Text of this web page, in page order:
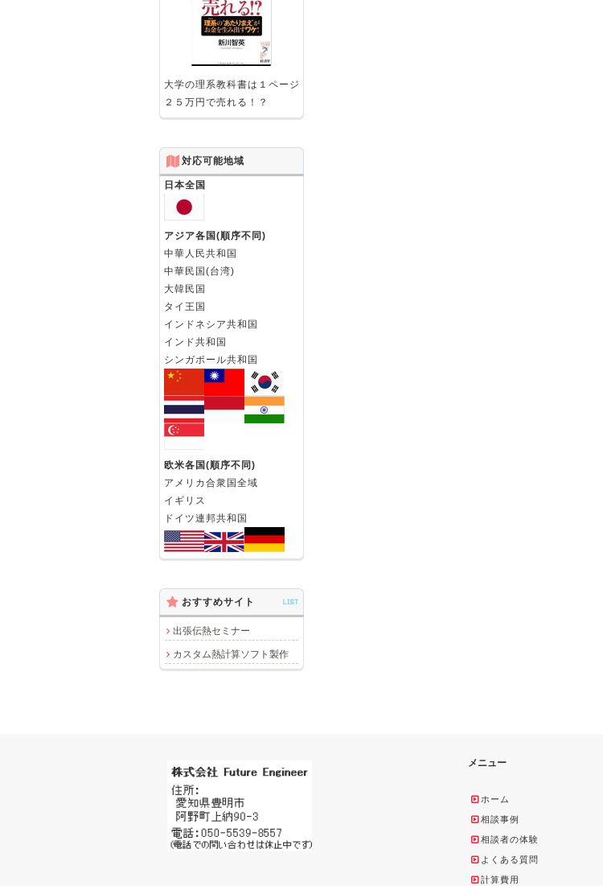
大学の理系教科書は１ページ
２５万円で売れる！？
対応可能地域
日本全国
アジア各国(順序不同)
中華人民共和国
中華民国(台湾)
大韓民国
タイ王国
インドネシア共和国
インド共和国
シンガポール共和国
欧米各国(順序不同)
アメリカ合衆国全域
イギリス
ドイツ連邦共和国
おすすめサイト LIST
出張伝熱セミナー
カスタム熱計算ソフト製作
メニュー
ホーム
相談事例
相談者の体験
よくある質問
計算費用